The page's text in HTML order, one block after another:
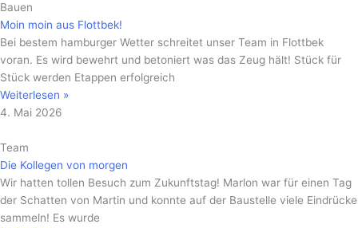
Bauen
Moin moin aus Flottbek!
Bei bestem hamburger Wetter schreitet unser Team in Flottbek
voran. Es wird bewehrt und betoniert was das Zeug hält! Stück für
Stück werden Etappen erfolgreich
Weiterlesen »
4. Mai 2026
Team
Die Kollegen von morgen
Wir hatten tollen Besuch zum Zukunftstag! Marlon war für einen Tag
der Schatten von Martin und konnte auf der Baustelle viele Eindrücke
sammeln! Es wurde